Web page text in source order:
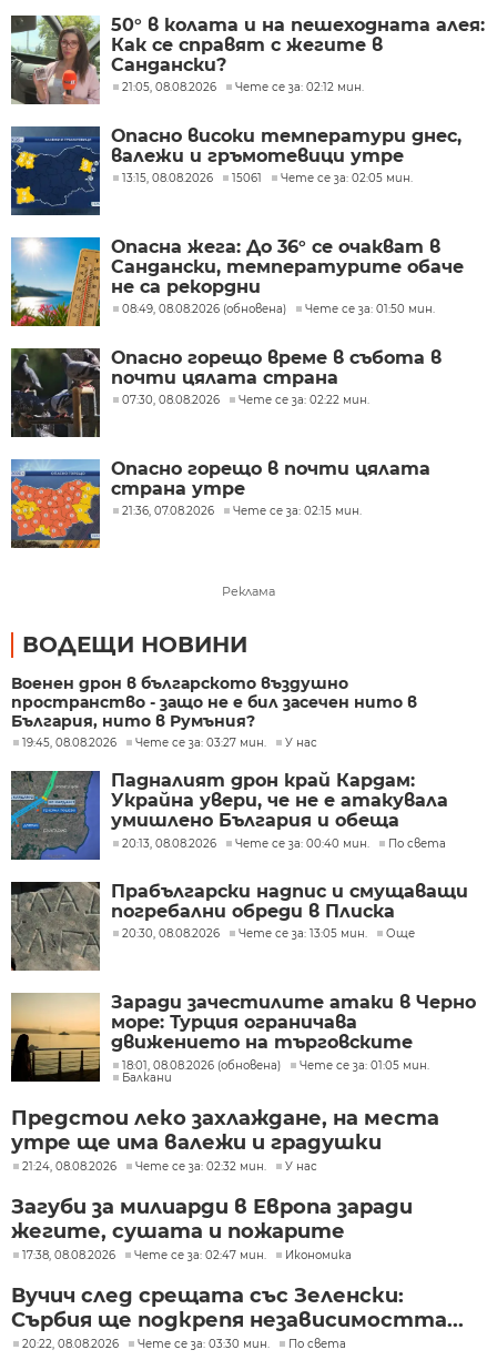
50° в колата и на пешеходната алея:
Как се справят с жегите в
Сандански?
21:05, 08.08.2026 Чете се за: 02:12 мин.
Опасно високи температури днес,
валежи и гръмотевици утре
13:15, 08.08.2026 15061 Чете се за: 02:05 мин.
Опасна жега: До 36° се очакват в
Сандански, температурите обаче
не са рекордни
08:49, 08.08.2026 (обновена) Чете се за: 01:50 мин.
Опасно горещо време в събота в
почти цялата страна
07:30, 08.08.2026 Чете се за: 02:22 мин.
Опасно горещо в почти цялата
страна утре
21:36, 07.08.2026 Чете се за: 02:15 мин.
Реклама
ВОДЕЩИ НОВИНИ
Военен дрон в българското въздушно
пространство - защо не е бил засечен нито в
България, нито в Румъния?
19:45, 08.08.2026 Чете се за: 03:27 мин. У нас
Падналият дрон край Кардам:
Украйна увери, че не е атакувала
умишлено България и обеща
разследване
20:13, 08.08.2026 Чете се за: 00:40 мин. По света
Прабългарски надпис и смущаващи
погребални обреди в Плиска
20:30, 08.08.2026 Чете се за: 13:05 мин. Още
Заради зачестилите атаки в Черно
море: Турция ограничава
движението на търговските
кораби
18:01, 08.08.2026 (обновена)
Чете се за: 01:05 мин.
Балкани
Предстои леко захлаждане, на места
утре ще има валежи и градушки
21:24, 08.08.2026 Чете се за: 02:32 мин. У нас
Загуби за милиарди в Европа заради
жегите, сушата и пожарите
17:38, 08.08.2026 Чете се за: 02:47 мин. Икономика
Вучич след срещата със Зеленски:
Сърбия ще подкрепя независимостта...
20:22, 08.08.2026 Чете се за: 03:30 мин. По света